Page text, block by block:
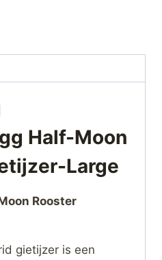
Half-Moon
Large
Rooster
gietijzer is een